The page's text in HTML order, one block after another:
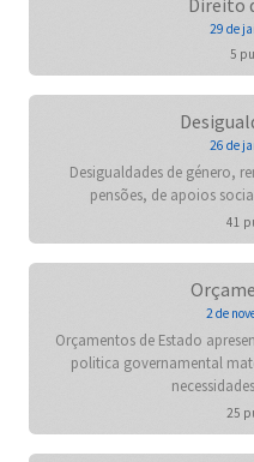
Direito
29 de
5
26 de
Desigualdades de género,
pensões, de apoios
41
2 de
Orçamentos de Estado
politica governamental
25